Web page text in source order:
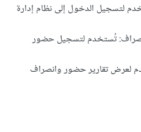
لتسجيل الدخول إلى نظام إدارة
تُستخدم لتسجيل حضور
لعرض تقارير حضور وانصراف